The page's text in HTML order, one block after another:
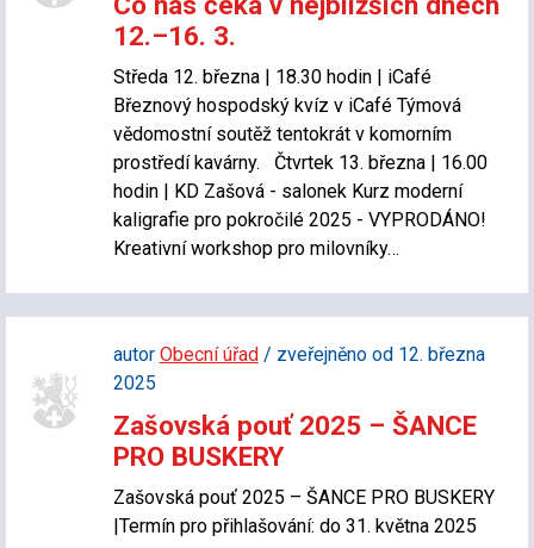
12.–16. 3.
Středa 12. března | 18.30 hodin | iCafé
Březnový hospodský kvíz v iCafé Týmová
vědomostní soutěž tentokrát v komorním
prostředí kavárny. Čtvrtek 13. března | 16.00
hodin | KD Zašová - salonek Kurz moderní
kaligrafie pro pokročilé 2025 - VYPRODÁNO!
Kreativní workshop pro milovníky…
autor Obecní úřad/ zveřejněno od 12. března
2025
Zašovská pouť 2025 – ŠANCE
PRO BUSKERY
Zašovská pouť 2025 – ŠANCE PRO BUSKERY
|Termín pro přihlašování: do 31. května 2025